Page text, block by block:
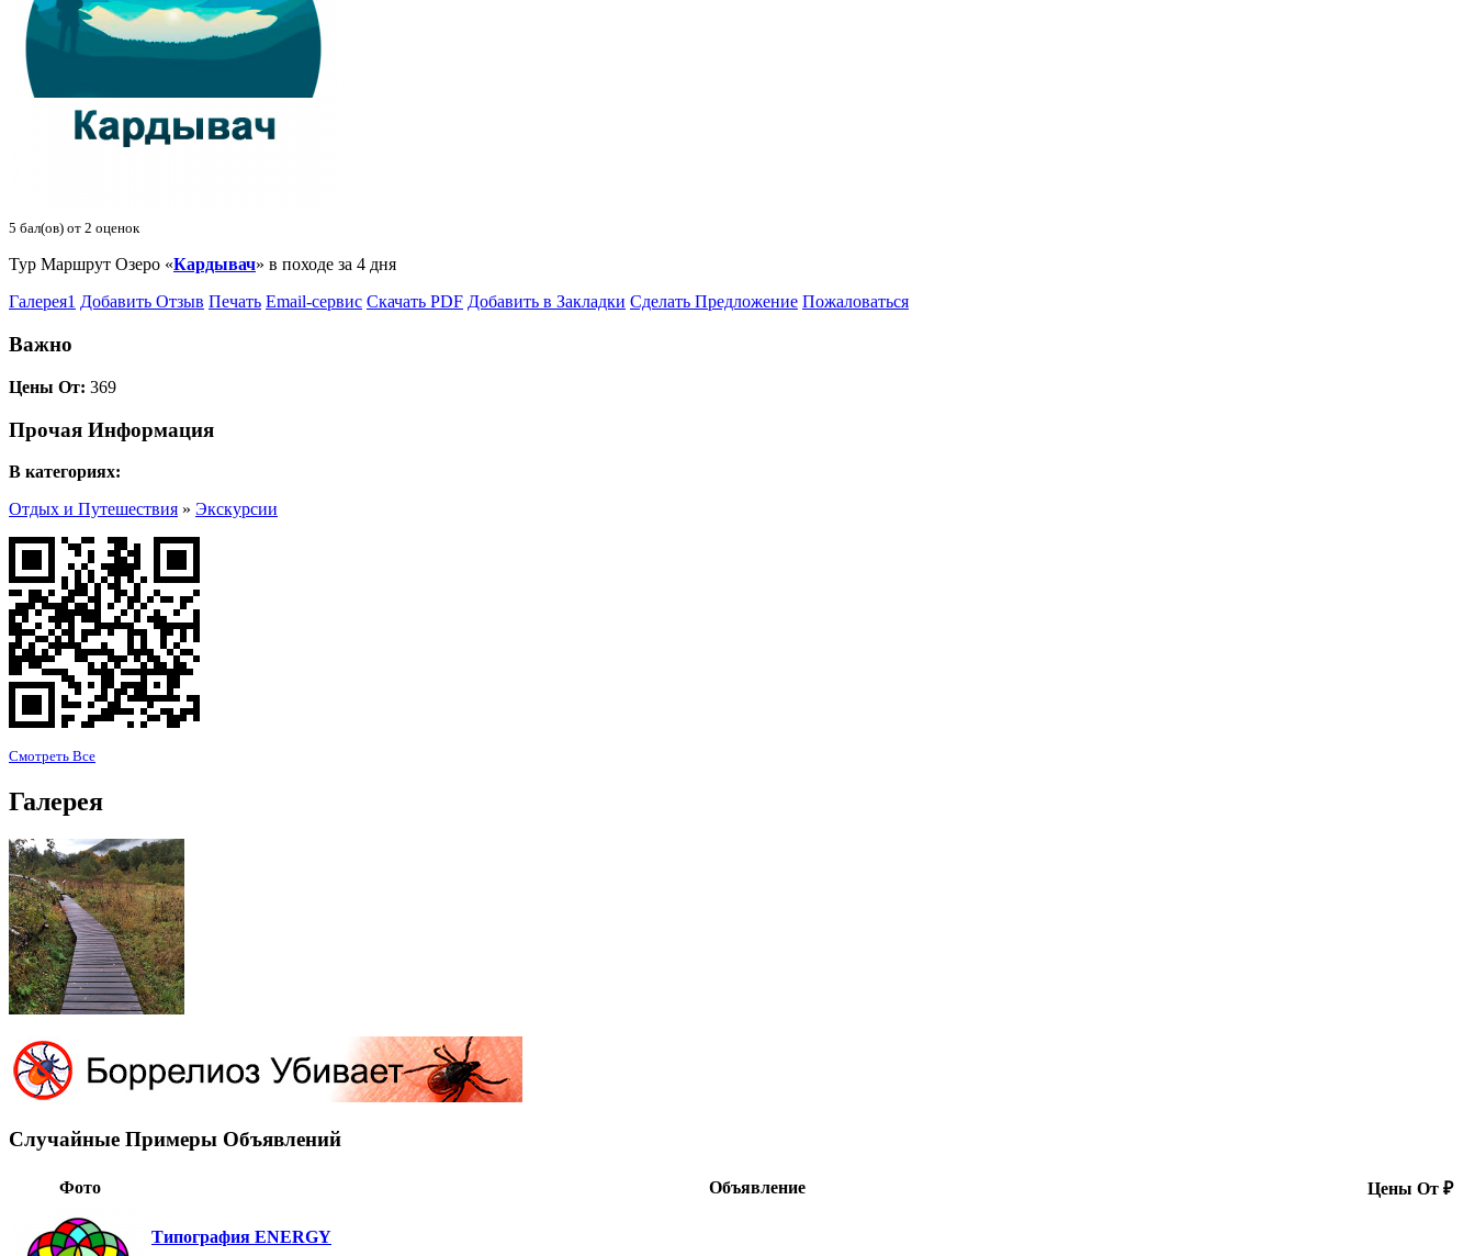
5 бал(ов) от 2 оценок
Тур Маршрут Озеро «Кардывач» в походе за 4 дня
Галерея1 Добавить Отзыв Печать Email-сервис Скачать PDF Добавить в Закладки Сделать Предложение Пожаловаться
Важно
Цены От: 369
Прочая Информация
В категориях:
Отдых и Путешествия » Экскурсии
Смотреть Все
Галерея
Случайные Примеры Объявлений
Фото Объявление Цены От ₽
Типография ENERGY